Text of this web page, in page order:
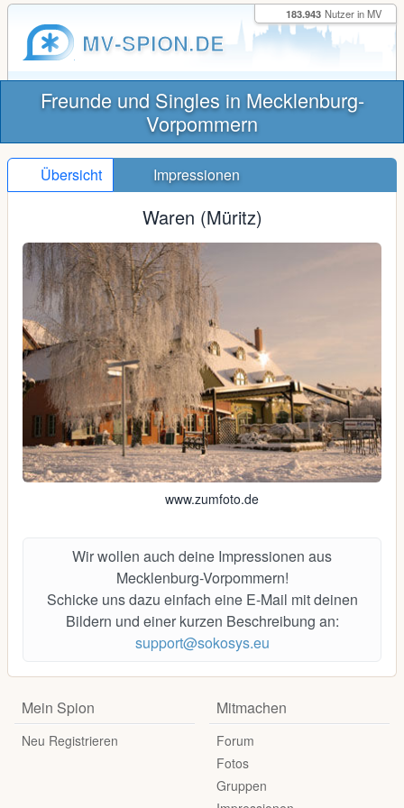
MV-SPION.DE
183.943 Nutzer in MV
Freunde und Singles in Mecklenburg-
Vorpommern
Übersicht Impressionen
Waren (Müritz)
www.zumfoto.de
Wir wollen auch deine Impressionen aus
Mecklenburg-Vorpommern!
Schicke uns dazu einfach eine E-Mail mit deinen
Bildern und einer kurzen Beschreibung an:
support@sokosys.eu
Mein Spion
Neu Registrieren
Mitmachen
Forum
Fotos
Gruppen